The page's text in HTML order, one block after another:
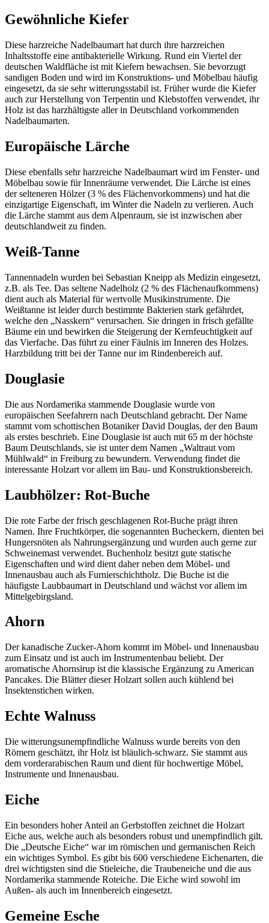
Gewöhnliche Kiefer
Diese harzreiche Nadelbaumart hat durch ihre harzreichen
Inhaltsstoffe eine antibakterielle Wirkung. Rund ein Viertel der
deutschen Waldfläche ist mit Kiefern bewachsen. Sie bevorzugt
sandigen Boden und wird im Konstruktions- und Möbelbau häufig
eingesetzt, da sie sehr witterungsstabil ist. Früher wurde die Kiefer
auch zur Herstellung von Terpentin und Klebstoffen verwendet, ihr
Holz ist das harzhältigste aller in Deutschland vorkommenden
Nadelbaumarten.
Europäische Lärche
Diese ebenfalls sehr harzreiche Nadelbaumart wird im Fenster- und
Möbelbau sowie für Innenräume verwendet. Die Lärche ist eines
der selteneren Hölzer (3 % des Flächenvorkommens) und hat die
einzigartige Eigenschaft, im Winter die Nadeln zu verlieren. Auch
die Lärche stammt aus dem Alpenraum, sie ist inzwischen aber
deutschlandweit zu finden.
Weiß-Tanne
Tannennadeln wurden bei Sebastian Kneipp als Medizin eingesetzt,
z.B. als Tee. Das seltene Nadelholz (2 % des Flächenaufkommens)
dient auch als Material für wertvolle Musikinstrumente. Die
Weißtanne ist leider durch bestimmte Bakterien stark gefährdet,
welche den „Nasskern“ verursachen. Sie dringen in frisch gefällte
Bäume ein und bewirken die Steigerung der Kernfeuchtigkeit auf
das Vierfache. Das führt zu einer Fäulnis im Inneren des Holzes.
Harzbildung tritt bei der Tanne nur im Rindenbereich auf.
Douglasie
Die aus Nordamerika stammende Douglasie wurde von
europäischen Seefahrern nach Deutschland gebracht. Der Name
stammt vom schottischen Botaniker David Douglas, der den Baum
als erstes beschrieb. Eine Douglasie ist auch mit 65 m der höchste
Baum Deutschlands, sie ist unter dem Namen „Waltraut vom
Mühlwald“ in Freiburg zu bewundern. Verwendung findet die
interessante Holzart vor allem im Bau- und Konstruktionsbereich.
Laubhölzer: Rot-Buche
Die rote Farbe der frisch geschlagenen Rot-Buche prägt ihren
Namen. Ihre Fruchtkörper, die sogenannten Bucheckern, dienten bei
Hungersnöten als Nahrungsergänzung und wurden auch gerne zur
Schweinemast verwendet. Buchenholz besitzt gute statische
Eigenschaften und wird dient daher neben dem Möbel- und
Innenausbau auch als Furnierschichtholz. Die Buche ist die
häufigste Laubbaumart in Deutschland und wächst vor allem im
Mittelgebirgsland.
Ahorn
Der kanadische Zucker-Ahorn kommt im Möbel- und Innenausbau
zum Einsatz und ist auch im Instrumentenbau beliebt. Der
aromatische Ahornsirup ist die klassische Ergänzung zu American
Pancakes. Die Blätter dieser Holzart sollen auch kühlend bei
Insektenstichen wirken.
Echte Walnuss
Die witterungsunempfindliche Walnuss wurde bereits von den
Römern geschätzt, ihr Holz ist bläulich-schwarz. Sie stammt aus
dem vorderarabischen Raum und dient für hochwertige Möbel,
Instrumente und Innenausbau.
Eiche
Ein besonders hoher Anteil an Gerbstoffen zeichnet die Holzart
Eiche aus, welche auch als besonders robust und unempfindlich gilt.
Die „Deutsche Eiche“ war im römischen und germanischen Reich
ein wichtiges Symbol. Es gibt bis 600 verschiedene Eichenarten, die
drei wichtigsten sind die Stieleiche, die Traubeneiche und die aus
Nordamerika stammende Roteiche. Die Eiche wird sowohl im
Außen- als auch im Innenbereich eingesetzt.
Gemeine Esche